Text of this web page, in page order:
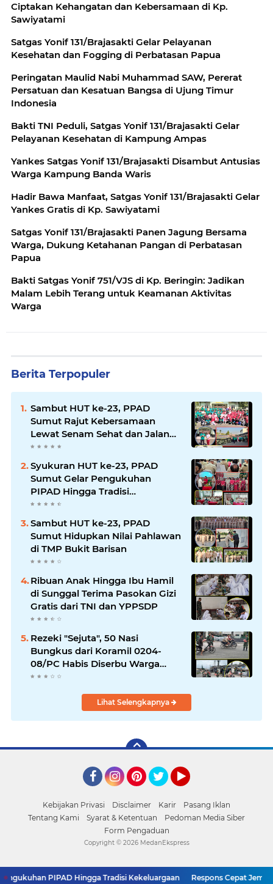
Ciptakan Kehangatan dan Kebersamaan di Kp.
Sawiyatami
Satgas Yonif 131/Brajasakti Gelar Pelayanan
Kesehatan dan Fogging di Perbatasan Papua
Peringatan Maulid Nabi Muhammad SAW, Pererat
Persatuan dan Kesatuan Bangsa di Ujung Timur
Indonesia
Bakti TNI Peduli, Satgas Yonif 131/Brajasakti Gelar
Pelayanan Kesehatan di Kampung Ampas
Yankes Satgas Yonif 131/Brajasakti Disambut Antusias
Warga Kampung Banda Waris
Hadir Bawa Manfaat, Satgas Yonif 131/Brajasakti Gelar
Yankes Gratis di Kp. Sawiyatami
Satgas Yonif 131/Brajasakti Panen Jagung Bersama
Warga, Dukung Ketahanan Pangan di Perbatasan
Papua
Bakti Satgas Yonif 751/VJS di Kp. Beringin: Jadikan
Malam Lebih Terang untuk Keamanan Aktivitas
Warga
Berita Terpopuler
Sambut HUT ke-23, PPAD
Sumut Rajut Kebersamaan
Lewat Senam Sehat dan Jalan
Santai di Mako Bekangdam I/BB
Syukuran HUT ke-23, PPAD
Sumut Gelar Pengukuhan
PIPAD Hingga Tradisi
Kekeluargaan
Sambut HUT ke-23, PPAD
Sumut Hidupkan Nilai Pahlawan
di TMP Bukit Barisan
Ribuan Anak Hingga Ibu Hamil
di Sunggal Terima Pasokan Gizi
Gratis dari TNI dan YPPSDP
Rezeki "Sejuta", 50 Nasi
Bungkus dari Koramil 0204-
08/PC Habis Diserbu Warga
Pantai Cermin
Lihat Selengkapnya
Kebijakan Privasi Disclaimer Karir
Pasang Iklan
Tentang Kami
Syarat & Ketentuan
Pedoman Media Siber
Form Pengaduan
PIPAD Hingga Tradisi Kekeluargaan Respons Cepat Jembatan
Copyright © 2026 MedanEkspress